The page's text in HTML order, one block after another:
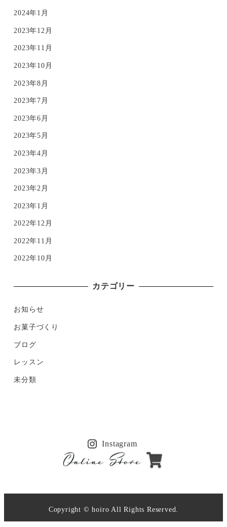
2024年1月
2023年12月
2023年11月
2023年10月
2023年8月
2023年7月
2023年6月
2023年5月
2023年4月
2023年3月
2023年2月
2023年1月
2022年12月
2022年11月
2022年10月
カテゴリー
お知らせ
お菓子づくり
ブログ
レッスン
未分類
Instagram
Copyright © hoiro All Rights Reserved.